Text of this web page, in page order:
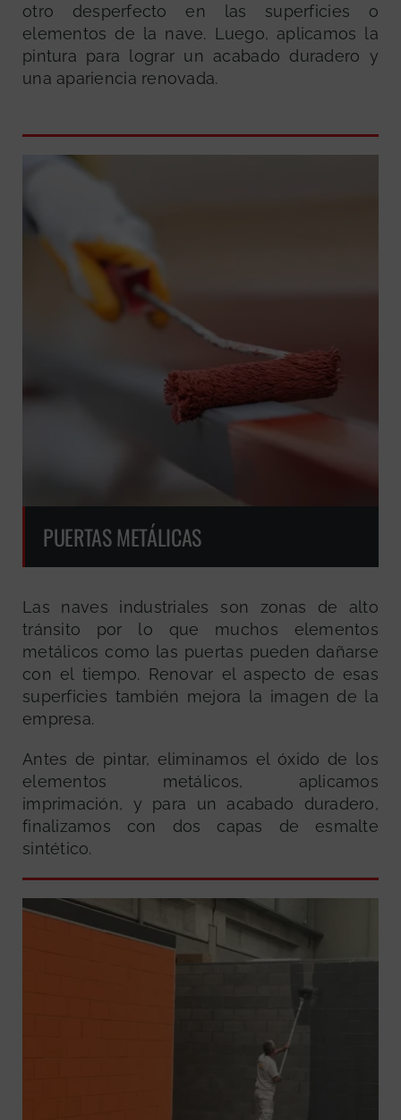
otro desperfecto en las superficies o
elementos de la nave. Luego, aplicamos la
pintura para lograr un acabado duradero y
una apariencia renovada.
PUERTAS METÁLICAS
Las naves industriales son zonas de alto
tránsito por lo que muchos elementos
metálicos como las puertas pueden dañarse
con el tiempo. Renovar el aspecto de esas
superficies también mejora la imagen de la
empresa.
Antes de pintar, eliminamos el óxido de los
elementos metálicos, aplicamos
imprimación, y para un acabado duradero,
finalizamos con dos capas de esmalte
sintético.